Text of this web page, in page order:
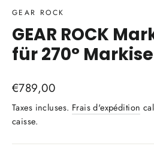
GEAR ROCK
GEAR ROCK
für 270° Markise
Prix
régulier
€789,00
Taxes incluses. Frais d'expédition
caisse.